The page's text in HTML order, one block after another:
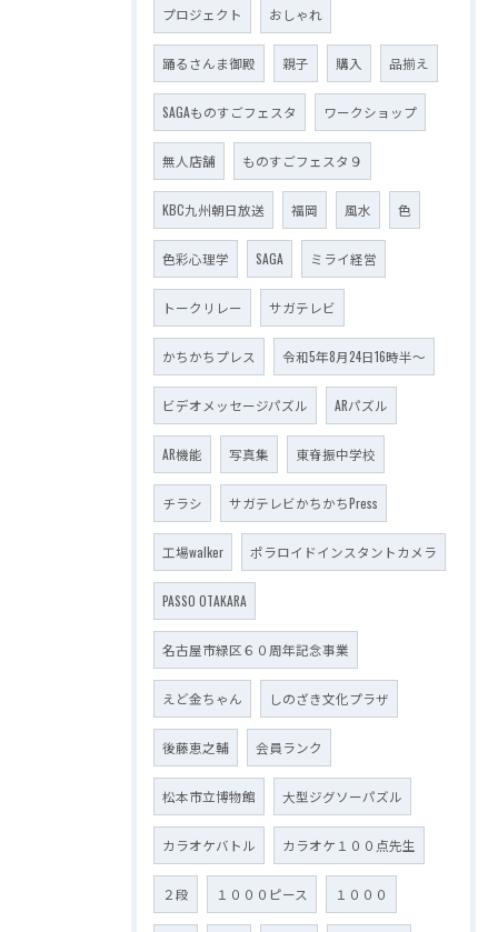
プロジェクト おしゃれ
踊るさんま御殿 親子 購入 品揃え
SAGAものすごフェスタ ワークショップ
無人店舗 ものすごフェスタ９
KBC九州朝日放送 福岡 風水 色
色彩心理学 SAGA ミライ経営
トークリレー サガテレビ
かちかちプレス 令和5年8月24日16時半～
ビデオメッセージパズル ARパズル
AR機能 写真集 東脊振中学校
チラシ サガテレビかちかちPress
工場walker ポラロイドインスタントカメラ
PASSO OTAKARA
名古屋市緑区６０周年記念事業
えど金ちゃん しのざき文化プラザ
後藤恵之輔 会員ランク
松本市立博物館 大型ジグソーパズル
カラオケバトル カラオケ１００点先生
２段 １０００ピース １０００